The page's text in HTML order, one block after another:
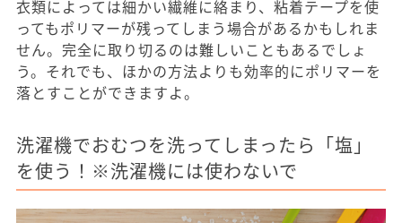
衣類によっては細かい繊維に絡まり、粘着テープを使
ってもポリマーが残ってしまう場合があるかもしれま
せん。完全に取り切るのは難しいこともあるでしょ
う。それでも、ほかの方法よりも効率的にポリマーを
落とすことができますよ。
洗濯機でおむつを洗ってしまったら「塩」
を使う！※洗濯機には使わないで